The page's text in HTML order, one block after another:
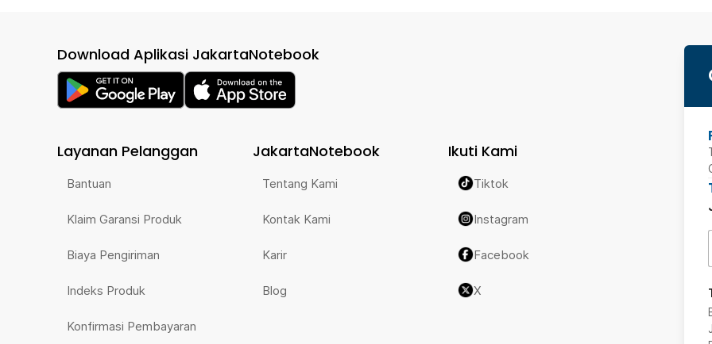
Download Aplikasi JakartaNotebook
Layanan Pelanggan
Bantuan
Klaim Garansi Produk
Biaya Pengiriman
Indeks Produk
Konfirmasi Pembayaran
JakartaNotebook
Tentang Kami
Kontak Kami
Karir
Blog
Ikuti Kami
Tiktok
Instagram
Facebook
X